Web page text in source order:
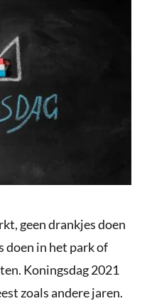
geen drankjes doen
doen in het park of
Koningsdag 2021
zoals andere jaren.